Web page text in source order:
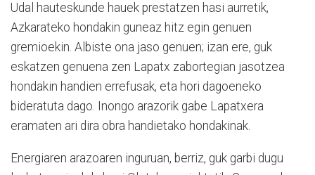
Udal hauteskunde hauek prestatzen hasi aurretik,
Azkarateko hondakin guneaz hitz egin genuen
gremioekin. Albiste ona jaso genuen; izan ere, guk
eskatzen genuena zen Lapatx zabortegian jasotzea
hondakin handien errefusak, eta hori dagoeneko
bideratuta dago. Inongo arazorik gabe Lapatxera
eramaten ari dira obra handietako hondakinak.
Energiaren arazoaren inguruan, berriz, guk garbi dugu